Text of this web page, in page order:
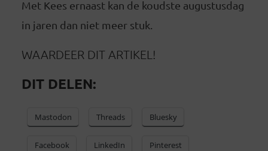
Met Kees ernaast kan de koudste augustusdag
in jaren dan niet meer stuk.
WAARDEER DIT ARTIKEL!
DIT DELEN:
Mastodon Threads Bluesky
Facebook LinkedIn Pinterest